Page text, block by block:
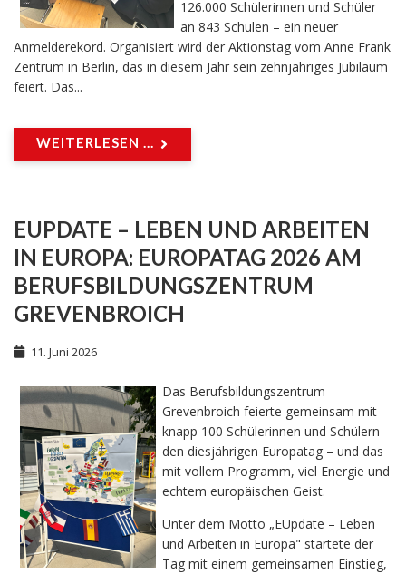
126.000 Schülerinnen und Schüler
an 843 Schulen – ein neuer
Anmelderekord. Organisiert wird der Aktionstag vom Anne Frank
Zentrum in Berlin, das in diesem Jahr sein zehnjähriges Jubiläum
feiert. Das...
WEITERLESEN ...
EUPDATE – LEBEN UND ARBEITEN
IN EUROPA: EUROPATAG 2026 AM
BERUFSBILDUNGSZENTRUM
GREVENBROICH
11. Juni 2026
Das Berufsbildungszentrum
Grevenbroich feierte gemeinsam mit
knapp 100 Schülerinnen und Schülern
den diesjährigen Europatag – und das
mit vollem Programm, viel Energie und
echtem europäischen Geist.
Unter dem Motto „EUpdate – Leben
und Arbeiten in Europa" startete der
Tag mit einem gemeinsamen Einstieg,